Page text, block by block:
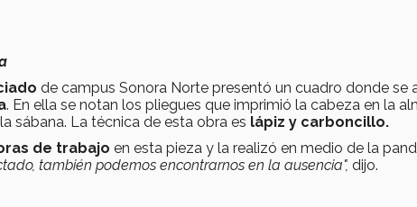
de campus Sonora Norte presentó un cuadro donde se
. En ella se notan los pliegues que imprimió la cabeza en la
sábana. La técnica de esta obra es lápiz y carboncillo.
de trabajo en esta pieza y la realizó en medio de la
también podemos encontrarnos en la ausencia", dijo.